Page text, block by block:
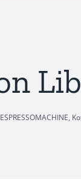
ESPRESSOMACHINE